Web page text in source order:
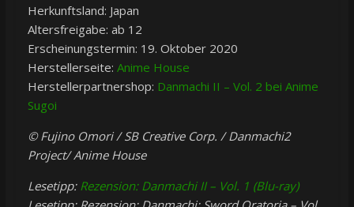
Herkunftsland: Japan
Altersfreigabe: ab 12
Erscheinungstermin: 19. Oktober 2020
Herstellerseite: Anime House
Herstellerpartnershop: Danmachi II – Vol. 2 bei Anime
Sugoi
© Fujino Omori / SB Creative Corp. / Danmachi2
Project/ Anime House
Lesetipp: Rezension: Danmachi II – Vol. 1 (Blu-ray)